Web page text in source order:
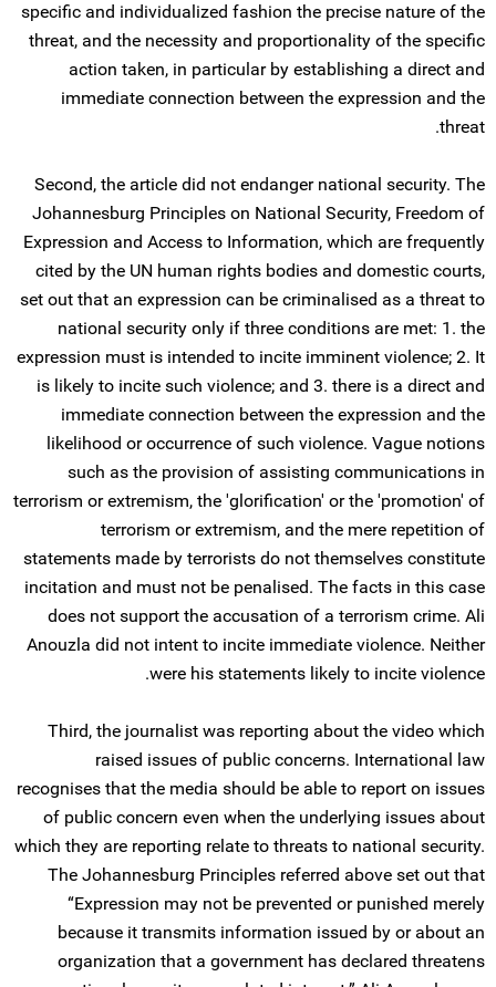
specific and individualized fashion the precise nature of the
threat, and the necessity and proportionality of the specific
action taken, in particular by establishing a direct and
immediate connection between the expression and the
threat.
Second, the article did not endanger national security. The
Johannesburg Principles on National Security, Freedom of
Expression and Access to Information, which are frequently
cited by the UN human rights bodies and domestic courts,
set out that an expression can be criminalised as a threat to
national security only if three conditions are met: 1. the
expression must is intended to incite imminent violence; 2. It
is likely to incite such violence; and 3. there is a direct and
immediate connection between the expression and the
likelihood or occurrence of such violence. Vague notions
such as the provision of assisting communications in
terrorism or extremism, the 'glorification' or the 'promotion' of
terrorism or extremism, and the mere repetition of
statements made by terrorists do not themselves constitute
incitation and must not be penalised. The facts in this case
does not support the accusation of a terrorism crime. Ali
Anouzla did not intent to incite immediate violence. Neither
were his statements likely to incite violence.
Third, the journalist was reporting about the video which
raised issues of public concerns. International law
recognises that the media should be able to report on issues
of public concern even when the underlying issues about
which they are reporting relate to threats to national security.
The Johannesburg Principles referred above set out that
“Expression may not be prevented or punished merely
because it transmits information issued by or about an
organization that a government has declared threatens